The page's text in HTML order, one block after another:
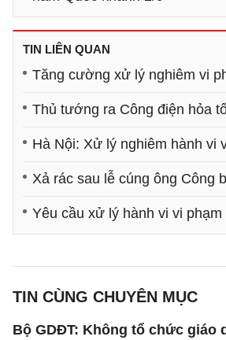
TIN LIÊN QUAN
Tăng cường xử lý nghiêm vi
Thủ tướng ra Công điện hỏa
Hà Nội: Xử lý nghiêm hành vi
Xả rác sau lễ cúng ông Công
Yêu cầu xử lý hành vi vi
TIN CÙNG CHUYÊN MỤC
Bộ GDĐT: Không tổ chức giáo